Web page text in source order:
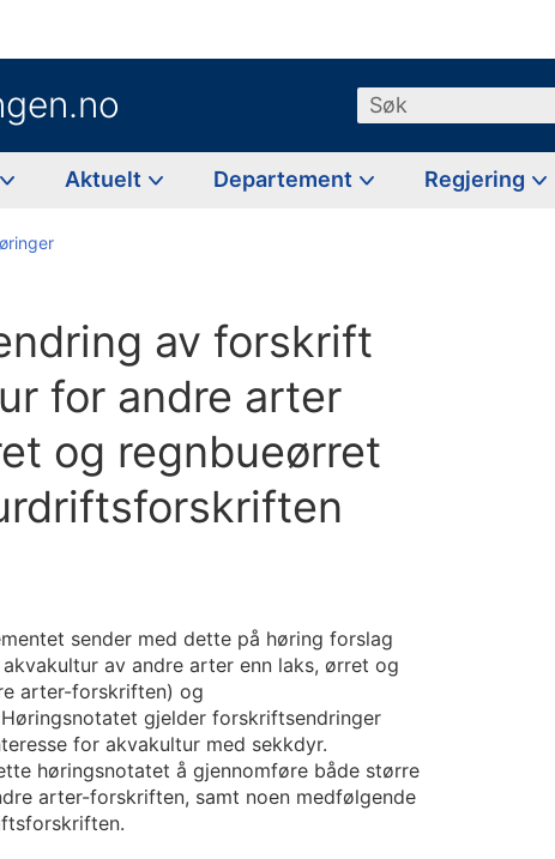
Søk
Aktuelt Departement Regjering
av forskrift
for andre arter
og regnbueørret
sender med dette på høring forslag
av andre arter enn laks, ørret og
arter-forskriften) og
gjelder forskriftsendringer
for akvakultur med sekkdyr.
høringsnotatet å gjennomføre både større
arter-forskriften, samt noen medfølgende